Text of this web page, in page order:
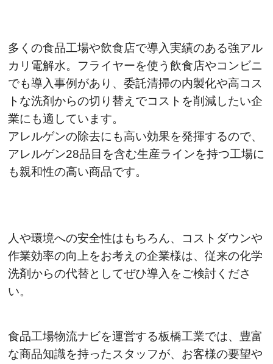
多くの食品工場や飲食店で導入実績のある強アル
カリ電解水。フライヤーを使う飲食店やコンビニ
でも導入事例があり、委託清掃の内製化や高コス
トな洗剤からの切り替えでコストを削減したい企
業にも適しています。
アレルゲンの除去にも高い効果を発揮するので、
アレルゲン28品目を含む生産ラインを持つ工場に
も親和性の高い商品です。
人や環境への安全性はもちろん、コストダウンや
作業効率の向上をお考えの企業様は、従来の化学
洗剤からの代替としてぜひ導入をご検討くださ
い。
食品工場物流ナビを運営する板橋工業では、豊富
な商品知識を持ったスタッフが、お客様の要望や